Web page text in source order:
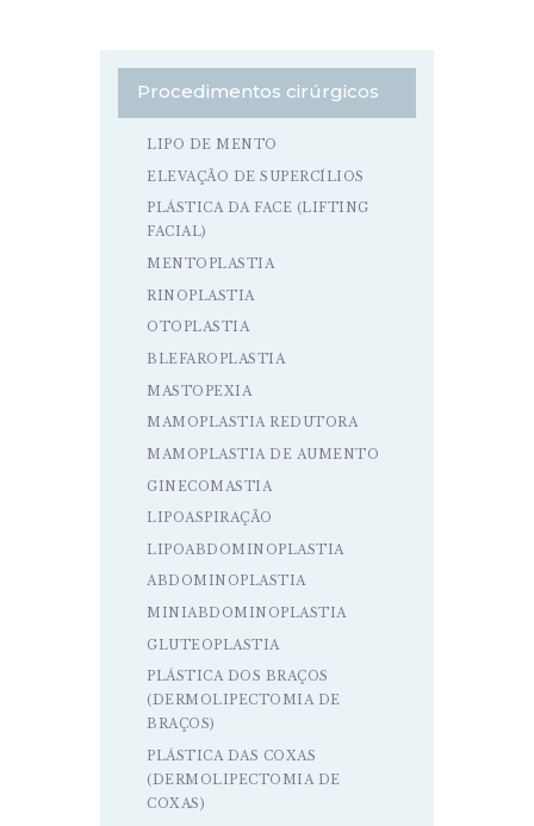
Procedimentos cirúrgicos
LIPO DE MENTO
ELEVAÇÃO DE SUPERCÍLIOS
PLÁSTICA DA FACE (LIFTING
FACIAL)
MENTOPLASTIA
RINOPLASTIA
OTOPLASTIA
BLEFAROPLASTIA
MASTOPEXIA
MAMOPLASTIA REDUTORA
MAMOPLASTIA DE AUMENTO
GINECOMASTIA
LIPOASPIRAÇÃO
LIPOABDOMINOPLASTIA
ABDOMINOPLASTIA
MINIABDOMINOPLASTIA
GLUTEOPLASTIA
PLÁSTICA DOS BRAÇOS
(DERMOLIPECTOMIA DE
BRAÇOS)
PLÁSTICA DAS COXAS
(DERMOLIPECTOMIA DE
COXAS)